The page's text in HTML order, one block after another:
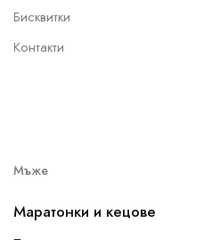
Бисквитки
Контакти
Мъже
Маратонки и кецове